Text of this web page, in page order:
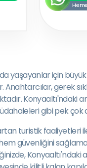
yaşayanlar için
Anahtarcılar, gerek
Konyaaltı'ndaki
gibi pek
turistik
güvenliğini